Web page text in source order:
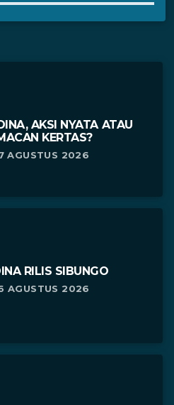
AKSI NYATA ATAU
KERTAS?
AGUSTUS 2026
RILIS SIBUNGO
AGUSTUS 2026